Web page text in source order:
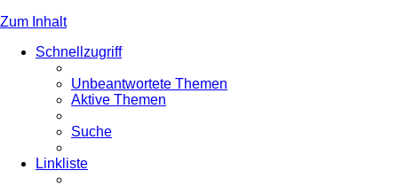
Zum Inhalt
Schnellzugriff
Unbeantwortete Themen
Aktive Themen
Suche
Linkliste